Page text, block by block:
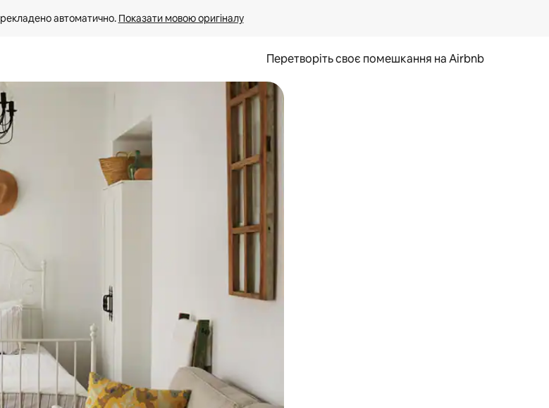
автоматично. Показати мовою оригіналу
Перетворіть своє помешкання на Airbnb
клавіші зі стрілками вгору та вниз або жести дотику та гортання.